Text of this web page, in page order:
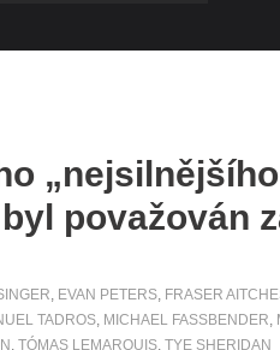
považován
, EVAN PETERS, FRASER
TADROS, MICHAEL FASSBENDER,
, TÓMAS LEMARQUIS, TYE SHERIDAN